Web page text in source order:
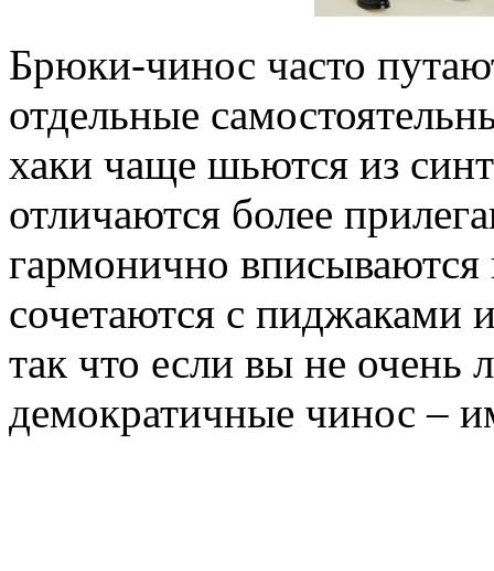
Брюки-чинос часто
отдельные
хаки чаще шьются из
отличаются более
гармонично вписываются
сочетаются с пиджаками
так что если вы не очень
демократичные чинос –